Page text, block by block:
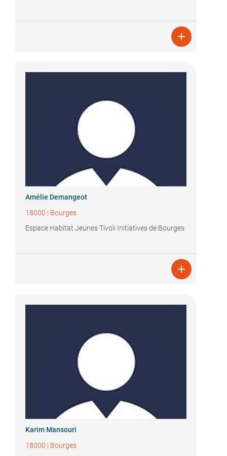

Amélie Demangeot
18000 | Bourges
Espace Habitat Jeunes Tivoli Initiatives de Bourges

Karim Mansouri
18000 | Bourges